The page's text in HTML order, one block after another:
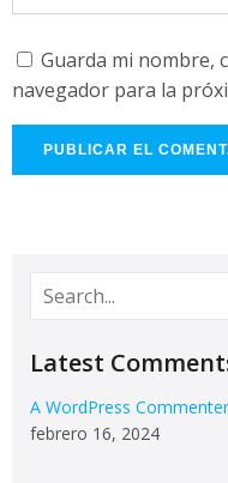
Guarda mi nombre,
navegador para la
Latest
A WordPress Commenter
febrero 16, 2024